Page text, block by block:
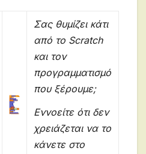
Σας θυμίζει κάτι
από το Scratch
και τον
προγραμματισμό
που ξέρουμε;
Εννοείτε ότι δεν
χρειάζεται να το
κάνετε στο